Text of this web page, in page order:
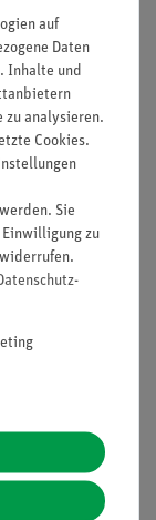
l = 400 mm
auf
Daten
Inhalte und
zu analysieren.
Cookies.
Sie
zu